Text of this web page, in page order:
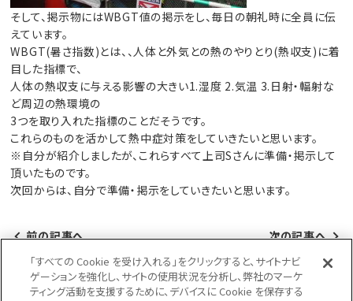
そして、掲示物にはWBGT値の掲示をし、毎日の朝礼時に全員に伝
えています。
WBGT(暑さ指数)とは、、人体と外気との熱のやりとり(熱収支)に着
目した指標で、
人体の熱収支に与える影響の大きい1.湿度 2.気温 3.日射・輻射な
ど周辺の熱環境の
3つを取り入れた指標のことだそうです。
これらのものを活かして熱中症対策をしていきたいと思います。
※自分が紹介しましたが、これらすべて上司Sさんに準備・掲示して
頂いたものです。
次回からは、自分で準備・掲示をしていきたいと思います。
前の記事へ 次の記事へ
「すべての Cookie を受け入れる」をクリックすると、サイトナビ
ゲーションを強化し、サイトの使用状況を分析し、弊社のマーケ
ティング活動を支援するために、デバイスに Cookie を保存する